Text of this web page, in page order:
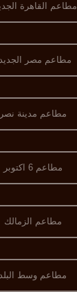
مطاعم القاهرة
مطاعم مصر
مطاعم مدينة نصر
مطاعم 6 اكتوبر
مطاعم الزمالك
مطاعم وسط